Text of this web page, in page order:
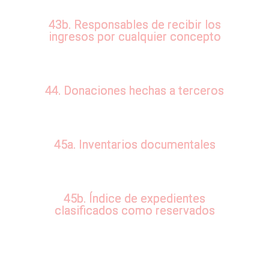
43b. Responsables de recibir los
ingresos por cualquier concepto
44. Donaciones hechas a terceros
45a. Inventarios documentales
45b. Índice de expedientes
clasificados como reservados